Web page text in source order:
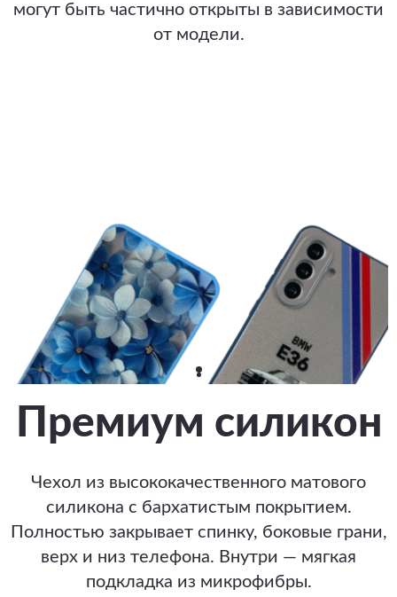
могут быть частично открыты в зависимости
от модели.
Премиум силикон
Чехол из высококачественного матового
силикона с бархатистым покрытием.
Полностью закрывает спинку, боковые грани,
верх и низ телефона. Внутри — мягкая
подкладка из микрофибры.